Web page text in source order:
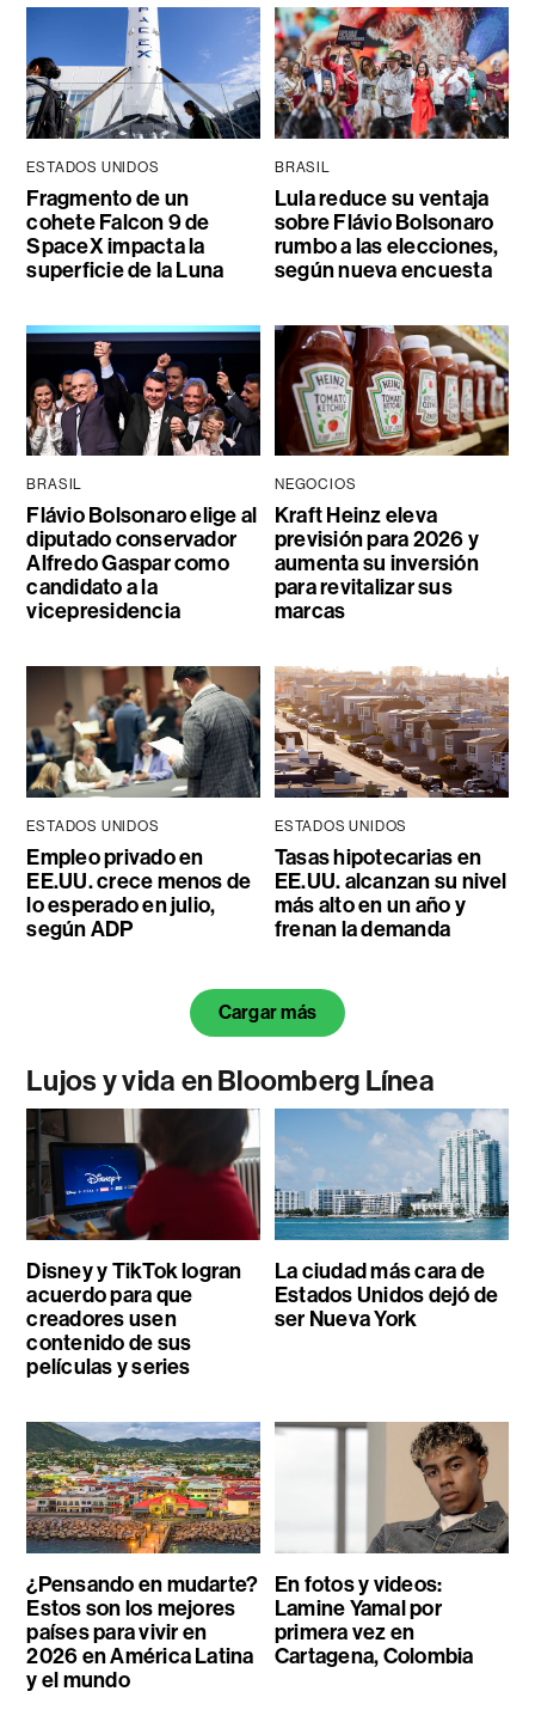
ESTADOS UNIDOS
Fragmento de un
cohete Falcon 9 de
SpaceX impacta la
superficie de la Luna
BRASIL
Lula reduce su ventaja
sobre Flávio Bolsonaro
rumbo a las elecciones,
según nueva encuesta
BRASIL
Flávio Bolsonaro elige al
diputado conservador
Alfredo Gaspar como
candidato a la
vicepresidencia
NEGOCIOS
Kraft Heinz eleva
previsión para 2026 y
aumenta su inversión
para revitalizar sus
marcas
ESTADOS UNIDOS
Empleo privado en
EE.UU. crece menos de
lo esperado en julio,
según ADP
ESTADOS UNIDOS
Tasas hipotecarias en
EE.UU. alcanzan su nivel
más alto en un año y
frenan la demanda
Cargar más
Lujos y vida en Bloomberg Línea
Disney y TikTok logran
acuerdo para que
creadores usen
contenido de sus
películas y series
La ciudad más cara de
Estados Unidos dejó de
ser Nueva York
¿Pensando en mudarte?
Estos son los mejores
países para vivir en
2026 en América Latina
y el mundo
En fotos y videos:
Lamine Yamal por
primera vez en
Cartagena, Colombia